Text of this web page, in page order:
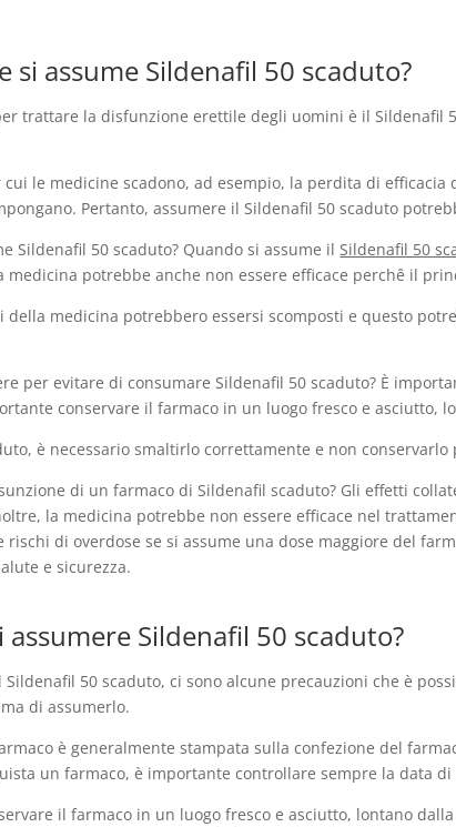
si assume Sildenafil 50 scaduto?
trattare la disfunzione erettile degli uomini è il Sildenafil
le medicine scadono, ad esempio, la perdita di
Pertanto, assumere il Sildenafil 50 scaduto
Sildenafil 50 scaduto? Quando si assume ilSildenafil 50
medicina potrebbe anche non essere efficace perchê il
medicina potrebbero essersi scomposti e questo
per evitare di consumare Sildenafil 50 scaduto? È
conservare il farmaco in un luogo fresco e asciutto,
è necessario smaltirlo correttamente e non
di un farmaco di Sildenafil scaduto? Gli effetti
la medicina potrebbe non essere efficace nel
rischi di overdose se si assume una dose maggiore del
e sicurezza.
assumere Sildenafil 50 scaduto?
50 scaduto, ci sono alcune precauzioni che è
di assumerlo.
è generalmente stampata sulla confezione del
un farmaco, è importante controllare sempre la data
il farmaco in un luogo fresco e asciutto, lontano